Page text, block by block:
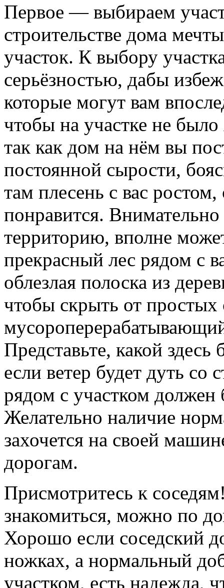
Первое — выбираем
строительстве дома
участок. К выбору
серьёзностью, дабы
которые могут вам
чтобы на участке не
так как дом на нём вы
постоянной сырости,
там плесень с вас ростом,
понравится.
территорию, вполне
прекрасный лес рядом с
облезлая полоска из
чтобы скрыть от
Представьте, какой
если ветер будет дуть
рядом с участком должен
Желательно наличие
захочется на своей
дорогам.
Присмотритесь к
знакомиться, можно по
Хорошо если соседский
ножках, а нормальный
участком, есть надежда,